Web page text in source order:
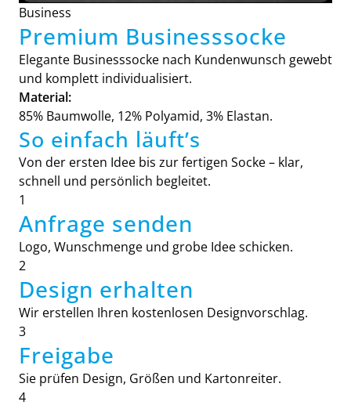
Business
Premium Businesssocke
Elegante Businesssocke nach Kundenwunsch gewebt
und komplett individualisiert.
Material:
85% Baumwolle, 12% Polyamid, 3% Elastan.
So einfach läuft’s
Von der ersten Idee bis zur fertigen Socke – klar,
schnell und persönlich begleitet.
1
Anfrage senden
Logo, Wunschmenge und grobe Idee schicken.
2
Design erhalten
Wir erstellen Ihren kostenlosen Designvorschlag.
3
Freigabe
Sie prüfen Design, Größen und Kartonreiter.
4